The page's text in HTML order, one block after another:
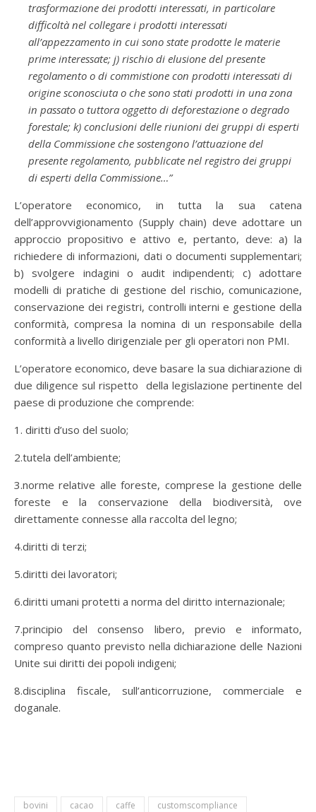
trasformazione dei prodotti interessati, in particolare
difficoltà nel collegare i prodotti interessati
all’appezzamento in cui sono state prodotte le materie
prime interessate; j) rischio di elusione del presente
regolamento o di commistione con prodotti interessati di
origine sconosciuta o che sono stati prodotti in una zona
in passato o tuttora oggetto di deforestazione o degrado
forestale; k) conclusioni delle riunioni dei gruppi di esperti
della Commissione che sostengono l’attuazione del
presente regolamento, pubblicate nel registro dei gruppi
di esperti della Commissione…”
L’operatore economico, in tutta la sua catena
dell’approvvigionamento (Supply chain) deve adottare un
approccio propositivo e attivo e, pertanto, deve: a) la
richiedere di informazioni, dati o documenti supplementari;
b) svolgere indagini o audit indipendenti; c) adottare
modelli di pratiche di gestione del rischio, comunicazione,
conservazione dei registri, controlli interni e gestione della
conformità, compresa la nomina di un responsabile della
conformità a livello dirigenziale per gli operatori non PMI.
L’operatore economico, deve basare la sua dichiarazione di
due diligence sul rispetto della legislazione pertinente del
paese di produzione che comprende:
1. diritti d’uso del suolo;
2.tutela dell’ambiente;
3.norme relative alle foreste, comprese la gestione delle
foreste e la conservazione della biodiversità, ove
direttamente connesse alla raccolta del legno;
4.diritti di terzi;
5.diritti dei lavoratori;
6.diritti umani protetti a norma del diritto internazionale;
7.principio del consenso libero, previo e informato,
compreso quanto previsto nella dichiarazione delle Nazioni
Unite sui diritti dei popoli indigeni;
8.disciplina fiscale, sull’anticorruzione, commerciale e
doganale.
bovini cacao caffe
customscompliance